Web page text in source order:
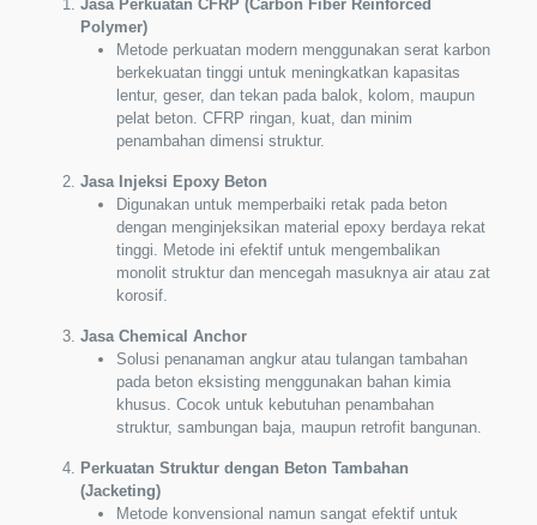
Jasa Perkuatan CFRP (Carbon Fiber Reinforced
Polymer)
Metode perkuatan modern menggunakan serat karbon
berkekuatan tinggi untuk meningkatkan kapasitas
lentur, geser, dan tekan pada balok, kolom, maupun
pelat beton. CFRP ringan, kuat, dan minim
penambahan dimensi struktur.
Jasa Injeksi Epoxy Beton
Digunakan untuk memperbaiki retak pada beton
dengan menginjeksikan material epoxy berdaya rekat
tinggi. Metode ini efektif untuk mengembalikan
monolit struktur dan mencegah masuknya air atau zat
korosif.
Jasa Chemical Anchor
Solusi penanaman angkur atau tulangan tambahan
pada beton eksisting menggunakan bahan kimia
khusus. Cocok untuk kebutuhan penambahan
struktur, sambungan baja, maupun retrofit bangunan.
Perkuatan Struktur dengan Beton Tambahan
(Jacketing)
Metode konvensional namun sangat efektif untuk